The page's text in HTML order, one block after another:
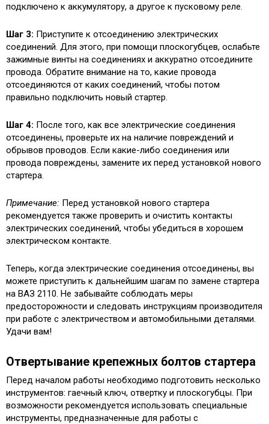
подключено к аккумулятору, а другое к пусковому реле.
Шаг 3: Приступите к отсоединению электрических
соединений. Для этого, при помощи плоскогубцев, ослабьте
зажимные винты на соединениях и аккуратно отсоедините
провода. Обратите внимание на то, какие провода
отсоединяются от каких соединений, чтобы потом
правильно подключить новый стартер.
Шаг 4: После того, как все электрические соединения
отсоединены, проверьте их на наличие повреждений и
обрывов проводов. Если какие-либо соединения или
провода повреждены, замените их перед установкой нового
стартера.
Примечание: Перед установкой нового стартера
рекомендуется также проверить и очистить контакты
электрических соединений, чтобы убедиться в хорошем
электрическом контакте.
Теперь, когда электрические соединения отсоединены, вы
можете приступить к дальнейшим шагам по замене стартера
на ВАЗ 2110. Не забывайте соблюдать меры
предосторожности и следовать инструкциям производителя
при работе с электричеством и автомобильными деталями.
Удачи вам!
Отвертывание крепежных болтов стартера
Перед началом работы необходимо подготовить несколько
инструментов: гаечный ключ, отвертку и плоскогубцы. При
возможности рекомендуется использовать специальные
инструменты, предназначенные для работы с